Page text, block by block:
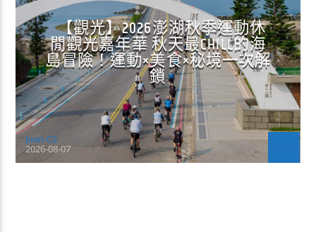
【觀光】2026澎湖秋季運動休
閒觀光嘉年華 秋天最CHILL的海
島冒險！運動×美食×秘境一次解
鎖
Jean-CS
2026-08-07